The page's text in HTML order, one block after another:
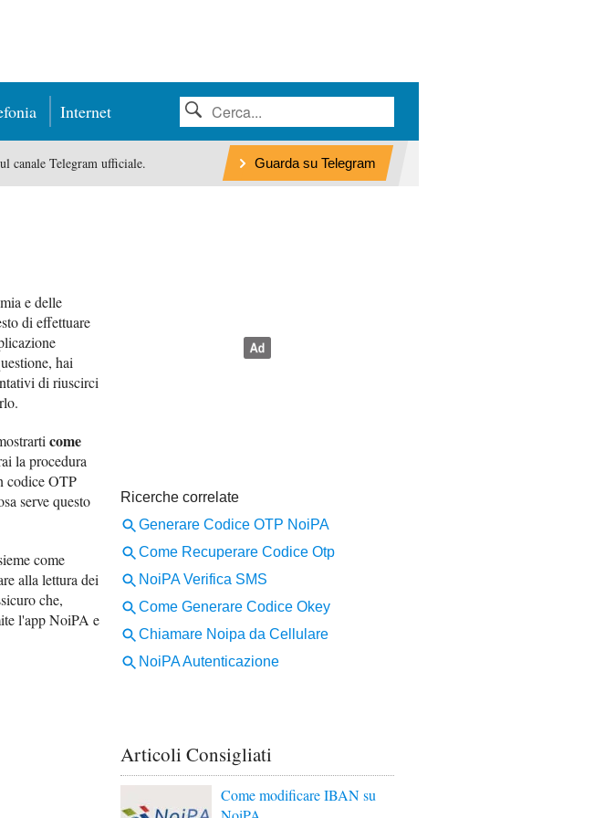
Internet
canale Telegram ufficiale. Guarda su Telegram
e delle
di effettuare
hai
di riuscirci
come
la procedura
codice OTP
serve questo
come
alla lettura dei
che,
l'app NoiPA e
Articoli Consigliati
Come modificare IBAN su